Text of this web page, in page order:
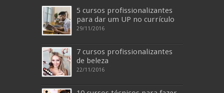
5 cursos profissionalizantes
para dar um UP no currículo
29/11/2016
7 cursos profissionalizantes
de beleza
22/11/2016